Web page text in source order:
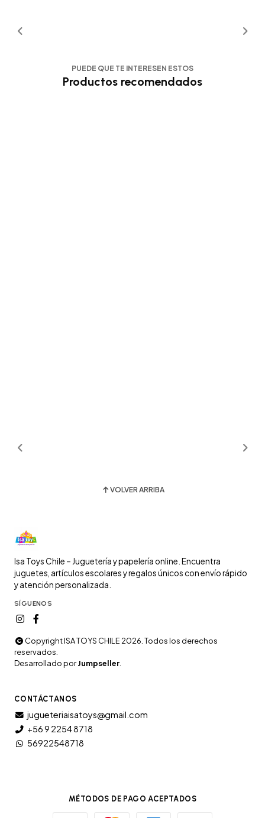
PUEDE QUE TE INTERESEN ESTOS
Productos recomendados
VOLVER ARRIBA
Isa Toys Chile – Juguetería y papelería online. Encuentra
juguetes, artículos escolares y regalos únicos con envío rápido
y atención personalizada.
SÍGUENOS
Copyright ISA TOYS CHILE 2026. Todos los derechos
reservados.
Desarrollado porJumpseller.
CONTÁCTANOS
jugueteriaisatoys@gmail.com
+56 9 2254 8718
56922548718
MÉTODOS DE PAGO ACEPTADOS